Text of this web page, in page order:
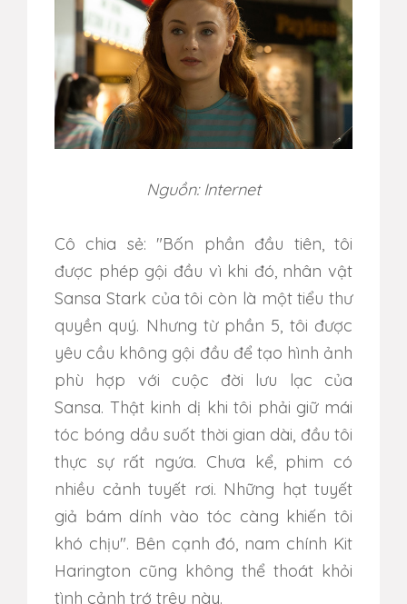
Nguồn: Internet
Cô chia sẻ: "Bốn phần đầu tiên, tôi
được phép gội đầu vì khi đó, nhân vật
Sansa Stark của tôi còn là một tiểu thư
quyền quý. Nhưng từ phần 5, tôi được
yêu cầu không gội đầu để tạo hình ảnh
phù hợp với cuộc đời lưu lạc của
Sansa. Thật kinh dị khi tôi phải giữ mái
tóc bóng dầu suốt thời gian dài, đầu tôi
thực sự rất ngứa. Chưa kể, phim có
nhiều cảnh tuyết rơi. Những hạt tuyết
giả bám dính vào tóc càng khiến tôi
khó chịu". Bên cạnh đó, nam chính Kit
Harington cũng không thể thoát khỏi
tình cảnh trớ trêu này.